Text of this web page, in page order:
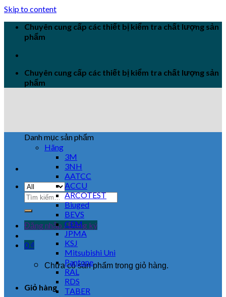
Skip to content
Chuyên cung cấp các thiết bị kiểm tra chất lượng sản
phẩm
Chuyên cung cấp các thiết bị kiểm tra chất lượng sản
phẩm
Đăng nhập / Đăng ký
0 ₫
Chưa có sản phẩm trong giỏ hàng.
Giỏ hàng
Danh mục sản phẩm
Hãng
3M
3NH
AATCC
ACCU
ARCOTEST
Biuged
BEVS
CEM
JPMA
KSJ
Mitsubishi Uni
Pantone
RAL
RDS
TABER